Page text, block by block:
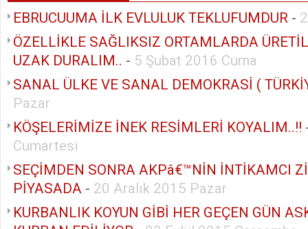
EBRUCUUMA İLK EVLULUK TEKLUFUMDUR -
ÖZELLİKLE SAĞLIKSIZ ORTAMLARDA
UZAK DURALIM.. - 5 Şubat 2016 Cuma
SANAL ÜLKE VE SANAL DEMOKRASİ (
Pazar
KÖŞELERİMİZE İNEK RESİMLERİ KOYALIM..!!
Cumartesi
SEÇİMDEN SONRA AKPâ€™NİN İNTİKAMCI
PİYASADA - 20 Aralık 2015 Pazar
KURBANLIK KOYUN GİBİ HER GEÇEN GÜN